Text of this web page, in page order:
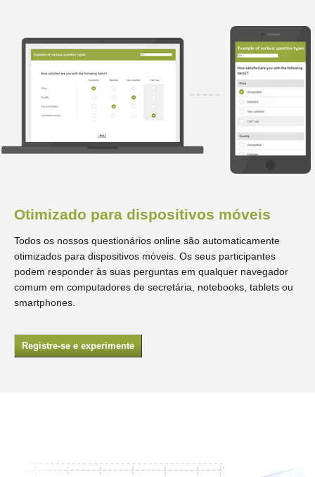
Otimizado para dispositivos móveis
Todos os nossos questionários online são automaticamente
otimizados para dispositivos móveis. Os seus participantes
podem responder às suas perguntas em qualquer navegador
comum em computadores de secretária, notebooks, tablets ou
smartphones.
Registre-se e experimente